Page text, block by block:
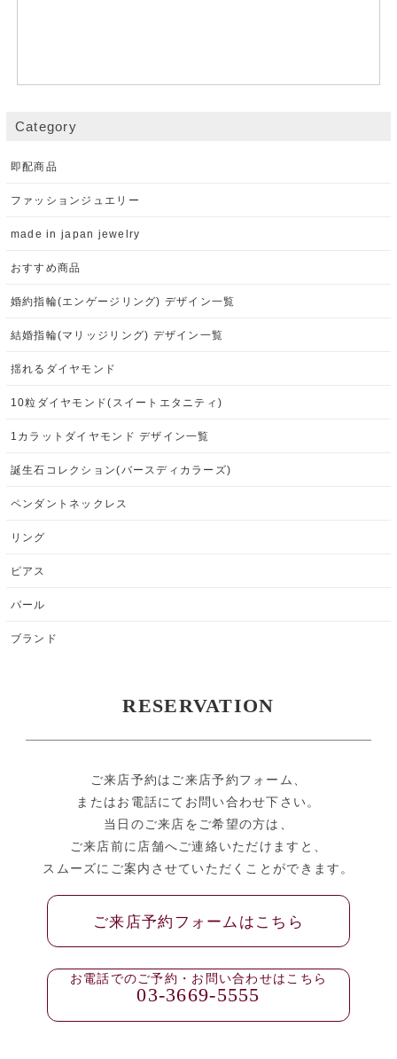
Category
即配商品
ファッションジュエリー
made in japan jewelry
おすすめ商品
婚約指輪(エンゲージリング) デザイン一覧
結婚指輪(マリッジリング) デザイン一覧
揺れるダイヤモンド
10粒ダイヤモンド(スイートエタニティ)
1カラットダイヤモンド デザイン一覧
誕生石コレクション(バースディカラーズ)
ペンダントネックレス
リング
ピアス
パール
ブランド
RESERVATION
ご来店予約はご来店予約フォーム、
またはお電話にてお問い合わせ下さい。
当日のご来店をご希望の方は、
ご来店前に店舗へご連絡いただけますと、
スムーズにご案内させていただくことができます。
ご来店予約フォームはこちら
お電話でのご予約・お問い合わせはこちら
03-3669-5555